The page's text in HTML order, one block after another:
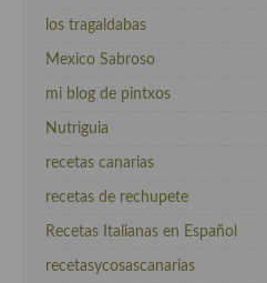
los tragaldabas
Mexico Sabroso
mi blog de pintxos
Nutriguia
recetas canarias
recetas de rechupete
Recetas Italianas en Español
recetasycosascanarias